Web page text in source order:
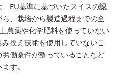
EU基準に基づいたスイスの認
、栽培から製造過程までの全
農薬や化学肥料を使っていない
換え技術を使用していないこ
働条件が整っていることなど
す。